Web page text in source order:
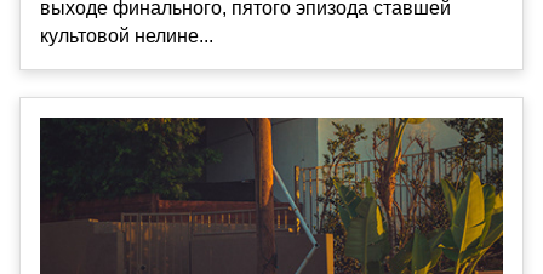
выходе финального, пятого эпизода ставшей
культовой нелине...